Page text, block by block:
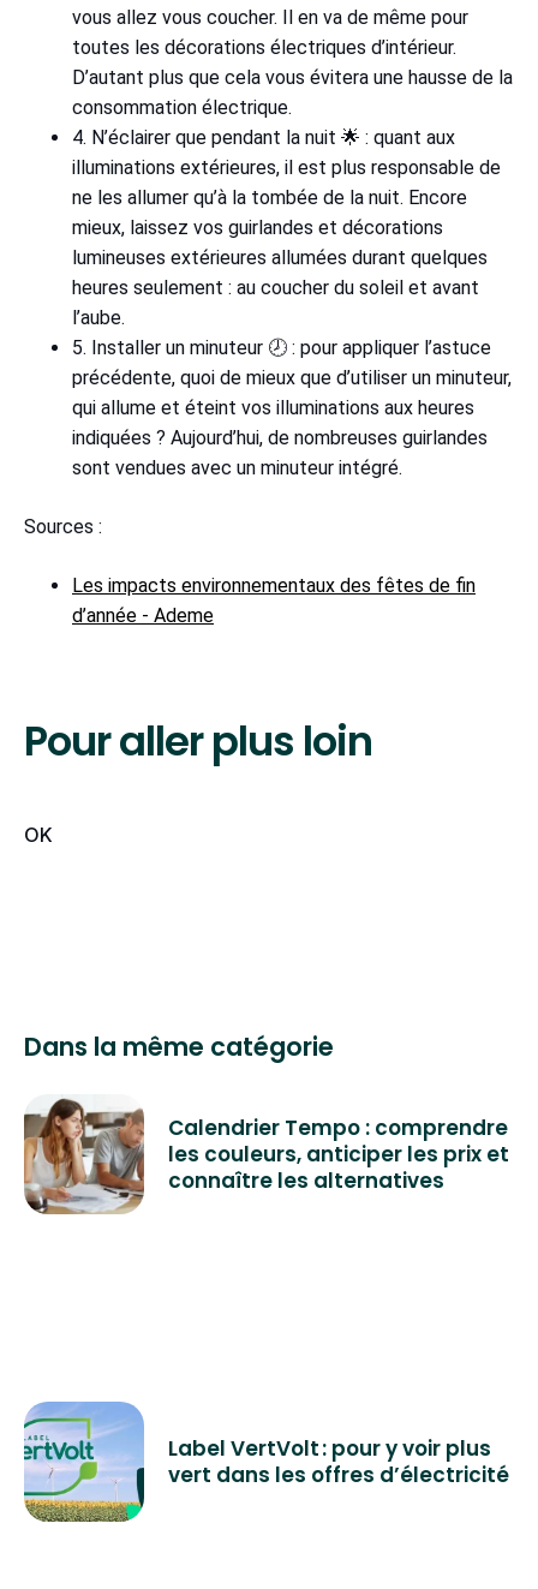
vous allez vous coucher. Il en va de même pour
toutes les décorations électriques d’intérieur.
D’autant plus que cela vous évitera une hausse de la
consommation électrique.
4. N’éclairer que pendant la nuit 🌟 : quant aux
illuminations extérieures, il est plus responsable de
ne les allumer qu’à la tombée de la nuit. Encore
mieux, laissez vos guirlandes et décorations
lumineuses extérieures allumées durant quelques
heures seulement : au coucher du soleil et avant
l’aube.
5. Installer un minuteur 🕗 : pour appliquer l’astuce
précédente, quoi de mieux que d’utiliser un minuteur,
qui allume et éteint vos illuminations aux heures
indiquées ? Aujourd’hui, de nombreuses guirlandes
sont vendues avec un minuteur intégré.
Sources :
Les impacts environnementaux des fêtes de fin
d’année - Ademe
Pour aller plus loin
OK
Dans la même catégorie
Calendrier Tempo : comprendre
les couleurs, anticiper les prix et
connaître les alternatives
Label VertVolt : pour y voir plus
vert dans les offres d’électricité